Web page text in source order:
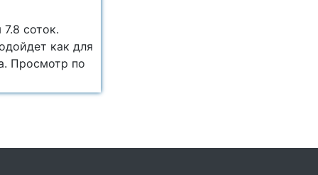
соток.
как для
Просмотр по